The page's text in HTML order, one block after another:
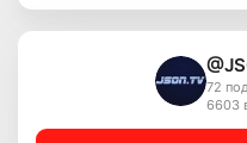
72
6603